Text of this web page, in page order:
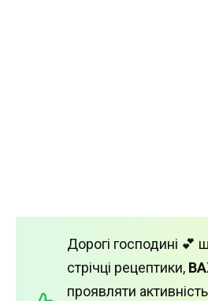
Дорогі господині 💕
стрічці рецептики,
проявляти